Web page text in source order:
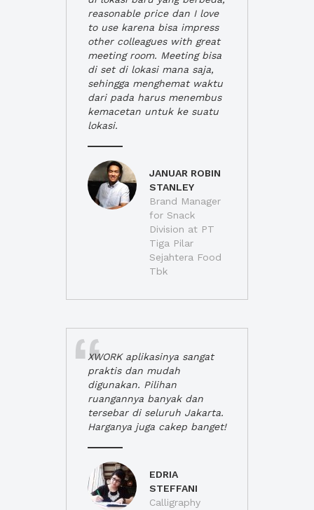
reasonable price dan I love
to use karena bisa impress
other colleagues with great
meeting room. Meeting bisa
di set di lokasi mana saja,
sehingga menghemat waktu
dari pada harus menembus
kemacetan untuk ke suatu
lokasi.
JANUAR ROBIN
STANLEY
Brand Manager
for Snack
Division at PT
Tiga Pilar
Sejahtera Food
Tbk
XWORK aplikasinya sangat
praktis dan mudah
digunakan. Pilihan
ruangannya banyak dan
tersebar di seluruh Jakarta.
Harganya juga cakep banget!
EDRIA
STEFFANI
Calligraphy